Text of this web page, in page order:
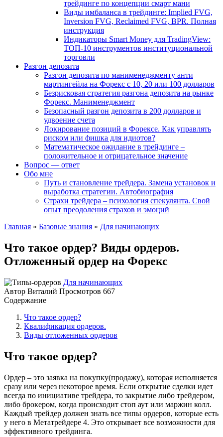
трейдинге по концепции смарт мани
Виды имбаланса в трейдинге: Implied FVG,
Inversion FVG, Reclaimed FVG, BPR. Полная
инструкция
Индикаторы Smart Money для TradingView:
ТОП-10 инструментов институциональной
торговли
Разгон депозита
Разгон депозита по манименеджменту анти
мартингейла на Форекс с 10, 20 или 100 долларов
Безрисковая стратегия разгона депозита на рынке
Форекс. Манименеджмент
Безопасный разгон депозита в 200 долларов и
удвоение счета
Локирование позиций в Форексе. Как управлять
риском или фишка для идиотов?
Математическое ожидание в трейдинге –
положительное и отрицательное значение
Вопрос — ответ
Обо мне
Путь и становление трейдера. Замена установок и
выработка стратегии. Автобиография
Страхи трейдера – психология спекулянта. Свой
опыт преодоления страхов и эмоций
Главная » Базовые знания » Для начинающих
Что такое ордер? Виды ордеров.
Отложенный ордер на Форекс
Для начинающих
Автор Виталий Просмотров 667
Содержание
Что такое ордер?
Квалификация ордеров.
Виды отложенных ордеров
Что такое ордер?
Ордер – это заявка на покупку(продажу), которая исполняется
сразу или через некоторое время. Если открытие сделки идет
всегда по инициативе трейдера, то закрытие либо трейдером,
либо брокером, когда происходит стоп аут или маржин колл.
Каждый трейдер должен знать все типы ордеров, которые есть
у него в Метатрейдере 4. Это открывает все возможности для
эффективного трейдинга.